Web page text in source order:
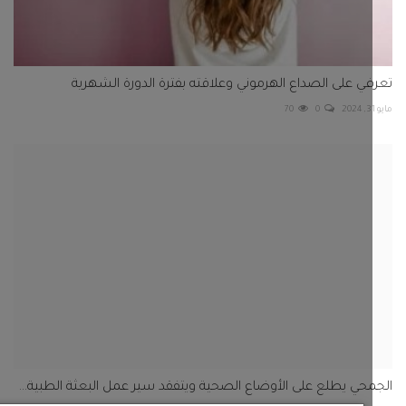
على الصداع الهرموني وعلاقته بفترة الدورة الشهرية
0
70
يطلع على الأوضاع الصحية ويتفقد سير عمل البعثة الطبية...